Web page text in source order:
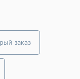
заказ